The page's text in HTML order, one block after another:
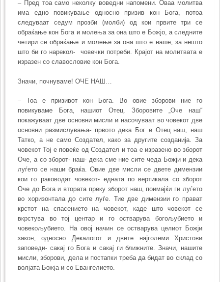
– Пред тоа само неколку воведни напомени. Оваа молитва
има едно повикување односно призив кон Бога, потоа
следуваат седум прозби (молби) од кои првите три се
обраќање кон Бога и молења за она што е Божјо, а следните
четири се обраќање и молење за она што е наше, за нешто
што би го нарекол- човечки потреби. Крајот на молитвата е
изразен со славословие кон Бога.
Значи, почнуваме! ОЧЕ НАШ…
– Тоа е призивот кон Бога. Во овие зборови ние го
повикуваме Бога, нашиот Отец. Зборовите „Оче наш“
покажуваат две основни мисли и насочуваат во човекот две
основни размислувања- првото дека Бог е Отец наш, наш
Татко, а не само Создател, како за другите созданија. За
човекот Тој е повеќе од Создател и тоа е изразено во зборот
Оче, а со зборот- наш- дека сме ние сите чеда Божји и дека
луѓето се наши браќа. Овие две мисли се двете димензии
кои го раководат човекот- едната по вертикала со зборот
Оче до Бога и втората преку зборот наш, поимајќи ги луѓето
во хоризонтала до сите луѓе. Тие две димензии го прават
крстот на спасението на човекот, каде што човекот се
вкрстува во тој центар и го остварува богољубието и
човекољубието. На овој начин се остварува целиот Божји
закон, односно Декалогот и двете најголеми Христови
заповеди- сакај го Бога и сакај ги ближните. Значи, нашите
мисли, зборови, дела и постапки треба да бидат во склад со
волјата Божја и со Евангелието.